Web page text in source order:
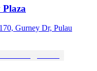
Gurney Dr, Pulau